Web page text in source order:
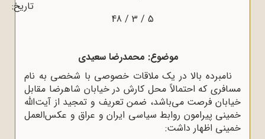
تاریخ:
5 / 3 / 48
موضوع: محمدرضا سعیدی
نامبرده بالا در یک ملاقات خصوصی با شخصی به نام
مسافری که احتمالاً محل کارش در خیابان شاهرضا مقابل
خیابان فرصت می‌باشد، ضمن تعریف و تمجید از آیت‌الله
خمینی پیرامون روابط سیاسی ایران و عراق و عکس‌العمل
خمینی اظهار داشت: